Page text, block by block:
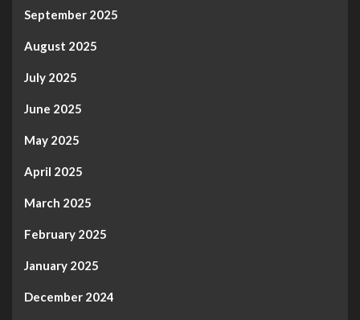
September 2025
August 2025
July 2025
June 2025
May 2025
April 2025
March 2025
February 2025
January 2025
December 2024